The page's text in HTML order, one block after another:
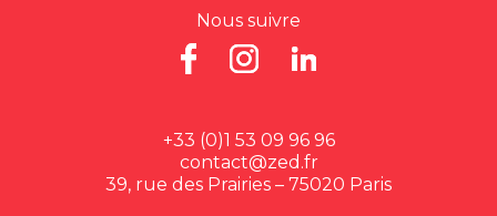
Nous suivre
+33 (0)1 53 09 96 96
contact@zed.fr
39, rue des Prairies – 75020 Paris